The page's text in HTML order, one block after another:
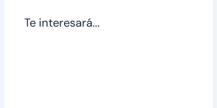
Te interesará...